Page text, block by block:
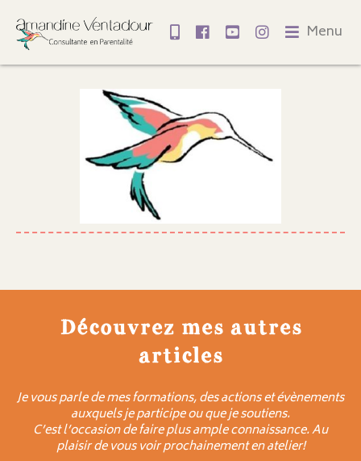
Menu
Découvrez mes autres
articles
Je vous parle de mes formations, des actions et évènements
auxquels je participe ou que je soutiens.
C’est l’occasion de faire plus ample connaissance. Au
plaisir de vous voir prochainement en atelier!